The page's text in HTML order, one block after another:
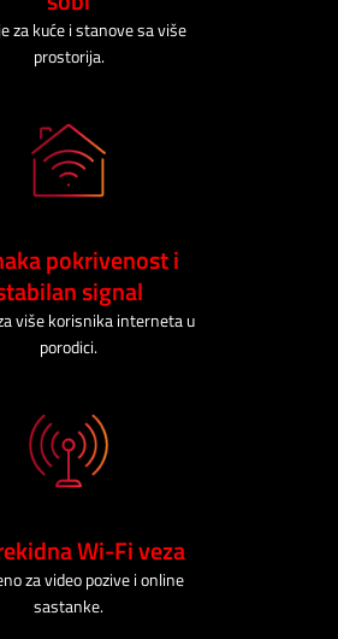
za kuće i stanove sa više
prostorija.
pokrivenost i
signal
više korisnika interneta u
porodici.
Wi-Fi veza
za video pozive i online
sastanke.